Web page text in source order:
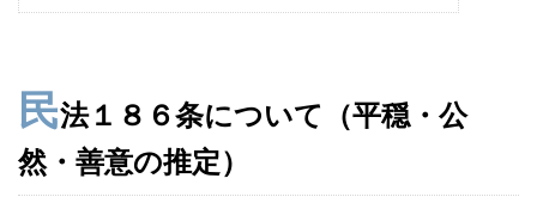
民法１８６条について（平穏・公
然・善意の推定）